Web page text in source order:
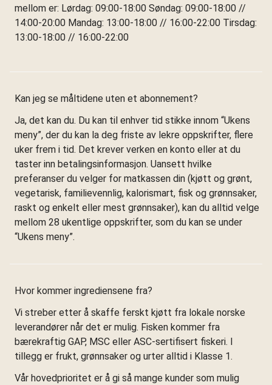
mellom er: Lørdag: 09:00-18:00 Søndag: 09:00-18:00 //
14:00-20:00 Mandag: 13:00-18:00 // 16:00-22:00 Tirsdag:
13:00-18:00 // 16:00-22:00
Kan jeg se måltidene uten et abonnement?
Ja, det kan du. Du kan til enhver tid stikke innom “Ukens
meny”, der du kan la deg friste av lekre oppskrifter, flere
uker frem i tid. Det krever verken en konto eller at du
taster inn betalingsinformasjon. Uansett hvilke
preferanser du velger for matkassen din (kjøtt og grønt,
vegetarisk, familievennlig, kalorismart, fisk og grønnsaker,
raskt og enkelt eller mest grønnsaker), kan du alltid velge
mellom 28 ukentlige oppskrifter, som du kan se under
“Ukens meny”.
Hvor kommer ingrediensene fra?
Vi streber etter å skaffe ferskt kjøtt fra lokale norske
leverandører når det er mulig. Fisken kommer fra
bærekraftig GAP, MSC eller ASC-sertifisert fiskeri. I
tillegg er frukt, grønnsaker og urter alltid i Klasse 1.
Vår hovedprioritet er å gi så mange kunder som mulig